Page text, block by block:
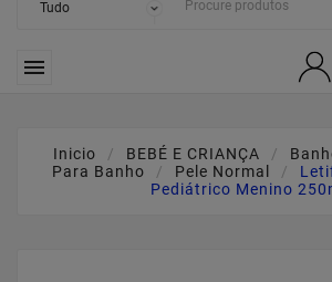

Inicio BEBÉ E CRIANÇA
Para Banho
Pele Normal
Pediátrico Menino